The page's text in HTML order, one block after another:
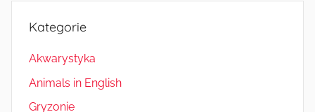
Kategorie
Akwarystyka
Animals in English
Gryzonie